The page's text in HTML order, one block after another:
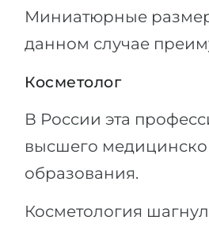
Миниатюрные
данном случае
Косметолог
В России эта
высшего
образования.
Косметология